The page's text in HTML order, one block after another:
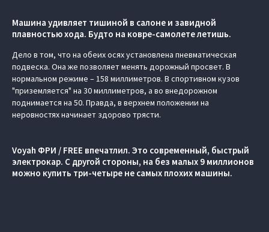
Машина удивляет тишиной в салоне и завидной
плавностью хода. Будто на ковре-самолете летишь.
Дело в том, что на обеих осях установлена пневматическая
подвеска. Она же позволяет менять дорожный просвет. В
нормальном режиме – 158 миллиметров. В спортивном кузов
"приземляется" на 30 миллиметров, а во внедорожном
поднимается на 50. Правда, в верхнем положении на
неровностях начинает здорово трясти.
Voyah ФРИ / FREE впечатлил. Это современный, быстрый
электрокар. С другой стороны, на без малых 9 миллионов
можно купить три-четыре не самых плохих машины.